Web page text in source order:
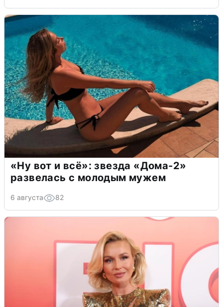
«Ну вот и всё»: звезда «Дома-2»
развелась с молодым мужем
6 августа 82